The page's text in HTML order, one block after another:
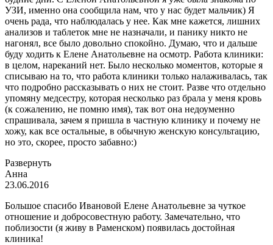
УЗИ, именно она сообщила нам, что у нас будет мальчик) Я
очень рада, что наблюдалась у нее. Как мне кажется, лишних
анализов и таблеток мне не назначали, и панику никто не
нагонял, все было довольно спокойно. Думаю, что и дальше
буду ходить к Елене Анатольевне на осмотр. Работа клиники:
в целом, нареканий нет. Было несколько моментов, которые я
списываю на то, что работа клиники только налаживалась, так
что подробно рассказывать о них не стоит. Разве что отдельно
упомяну медсестру, которая несколько раз брала у меня кровь
(к сожалению, не помню имя), так вот она недоуменно
спрашивала, зачем я пришла в частную клинику и почему не
хожу, как все остальные, в обычную женскую консультацию,
но это, скорее, просто забавно:)
Развернуть
Анна
23.06.2016
Большое спасибо Ивановой Елене Анатольевне за чуткое
отношение и добросовестную работу. Замечательно, что
поблизости (я живу в Раменском) появилась достойная
клиника!